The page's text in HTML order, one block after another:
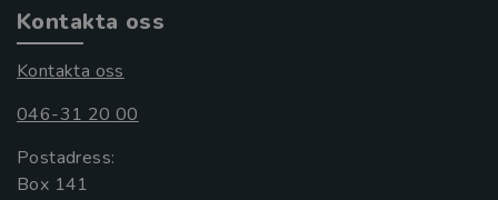
Kontakta oss
Kontakta oss
046-31 20 00
Postadress:
Box 141